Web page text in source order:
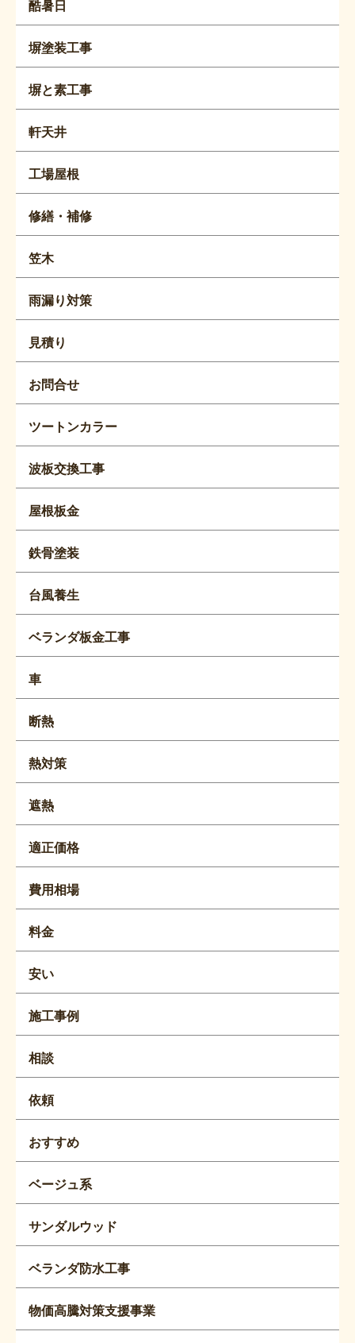
酷暑日
塀塗装工事
塀と素工事
軒天井
工場屋根
修繕・補修
笠木
雨漏り対策
見積り
お問合せ
ツートンカラー
波板交換工事
屋根板金
鉄骨塗装
台風養生
ベランダ板金工事
車
断熱
熱対策
遮熱
適正価格
費用相場
料金
安い
施工事例
相談
依頼
おすすめ
ベージュ系
サンダルウッド
ベランダ防水工事
物価高騰対策支援事業